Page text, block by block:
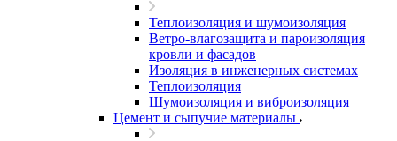
Теплоизоляция и шумоизоляция
Ветро-влагозащита и пароизоляция
кровли и фасадов
Изоляция в инженерных системах
Теплоизоляция
Шумоизоляция и виброизоляция
Цемент и сыпучие материалы